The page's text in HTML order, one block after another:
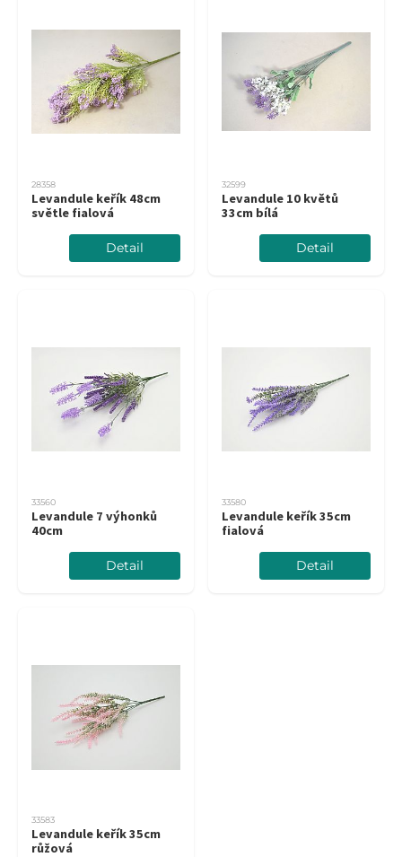
28358
Levandule keřík 48cm
světle fialová
Detail
32599
Levandule 10 květů
33cm bílá
Detail
33560
Levandule 7 výhonků
40cm
Detail
33580
Levandule keřík 35cm
fialová
Detail
33583
Levandule keřík 35cm
růžová